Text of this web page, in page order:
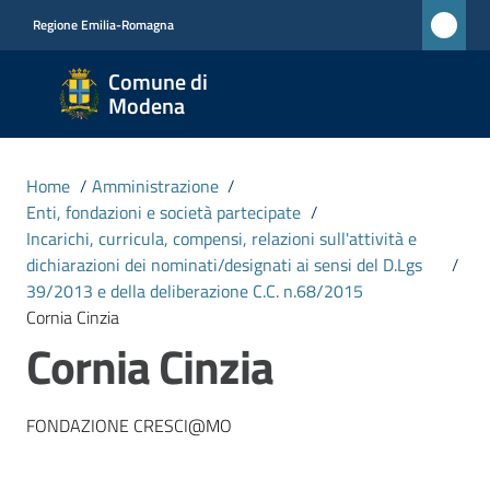
Regione Emilia-Romagna
Comune di
Modena
Comune
di
Modena
CIVICA
MONET
Amministrazione
Novità
Servizi
Home / Amministrazione /
Enti, fondazioni e società partecipate /
Incarichi, curricula, compensi, relazioni sull'attività e
dichiarazioni dei nominati/designati ai sensi del D.Lgs
39/2013 e della deliberazione C.C. n.68/2015
/
Cornia Cinzia
Cornia Cinzia
FONDAZIONE CRESCI@MO